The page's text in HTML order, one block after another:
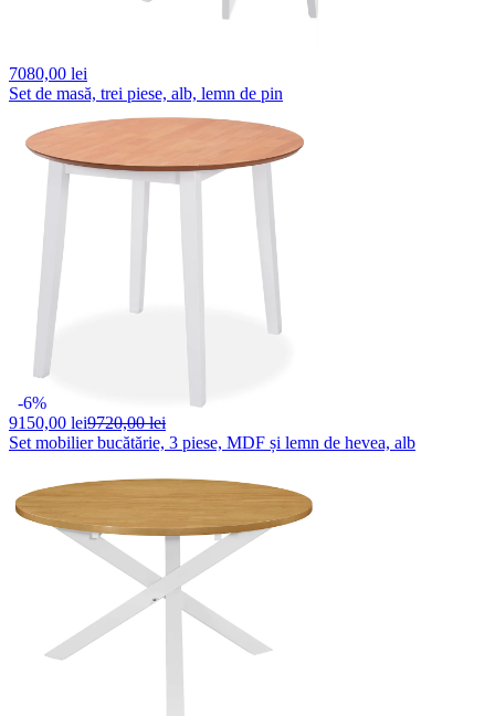
7080,00 lei
Set de masă, trei piese, alb, lemn de pin
-6%
9150,00 lei9720,00 lei
Set mobilier bucătărie, 3 piese, MDF și lemn de hevea, alb